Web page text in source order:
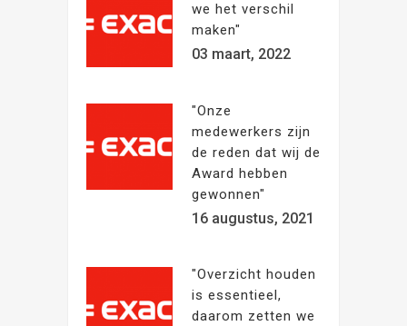
we het verschil
maken"
03 maart, 2022
"Onze
medewerkers zijn
de reden dat wij de
Award hebben
gewonnen"
16 augustus, 2021
"Overzicht houden
is essentieel,
daarom zetten we